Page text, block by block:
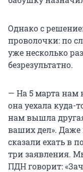
Однако с
проволочки: по
уже несколько
безрезультатно.
— На 5 марта нам
она уехала куда-
нам вышла
ваших дел». Даже
сказали ехать в
три заявления.
ПДН говорит: